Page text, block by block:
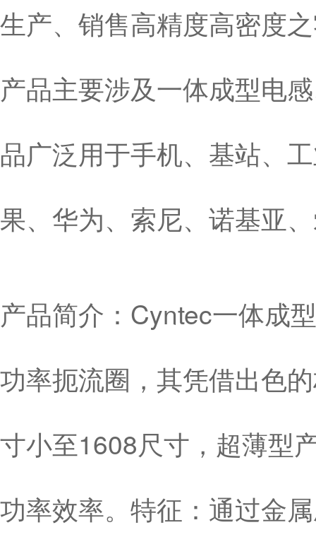
生产、销售高精度高密度
产品主要涉及一体成型电
品广泛用于手机、基站、
果、华为、索尼、诺基亚
产品简介：Cyntec一体成
功率扼流圈，其凭借出色
寸小至1608尺寸，超薄型
功率效率。特征：通过金